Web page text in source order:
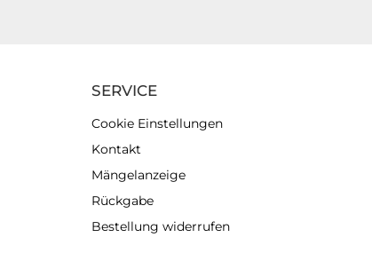
SERVICE
Cookie Einstellungen
Kontakt
Mängelanzeige
Rückgabe
Bestellung widerrufen